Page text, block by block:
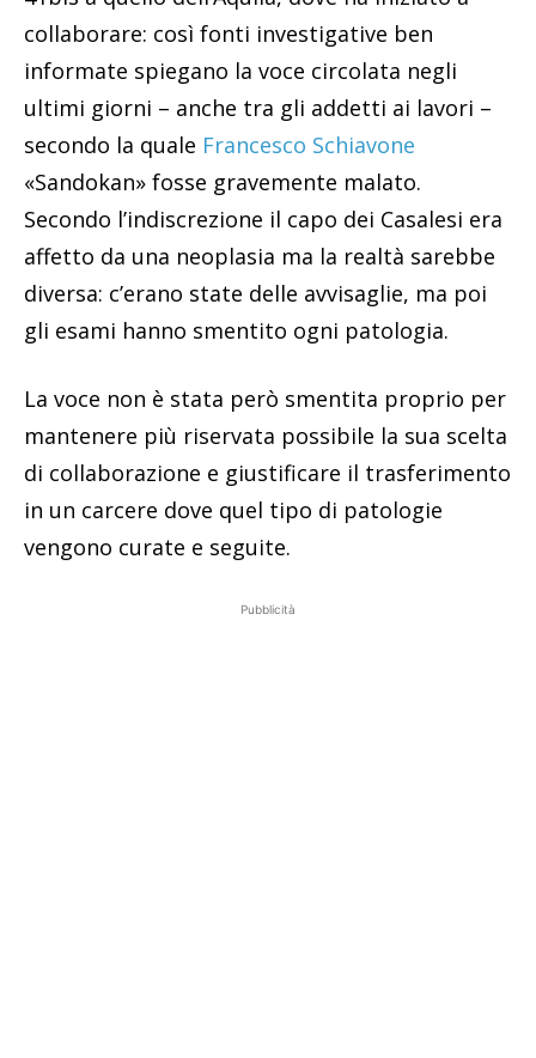
collaborare: così fonti investigative ben
informate spiegano la voce circolata negli
ultimi giorni – anche tra gli addetti ai lavori –
secondo la quale Francesco Schiavone
«Sandokan» fosse gravemente malato.
Secondo l’indiscrezione il capo dei Casalesi era
affetto da una neoplasia ma la realtà sarebbe
diversa: c’erano state delle avvisaglie, ma poi
gli esami hanno smentito ogni patologia.
La voce non è stata però smentita proprio per
mantenere più riservata possibile la sua scelta
di collaborazione e giustificare il trasferimento
in un carcere dove quel tipo di patologie
vengono curate e seguite.
Pubblicità